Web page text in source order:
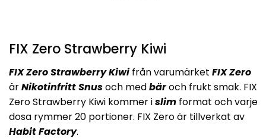
FIX Zero Strawberry Kiwi
FIX Zero Strawberry Kiwifrån varumärket FIX Zero
ärNikotinfritt Snusoch medbäroch frukt smak. FIX
Zero Strawberry Kiwi kommer islim format och varje
dosa rymmer 20 portioner. FIX Zero är tillverkat av
Habit Factory.